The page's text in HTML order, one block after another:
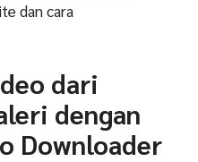
dan cara
dari
dengan
Downloader